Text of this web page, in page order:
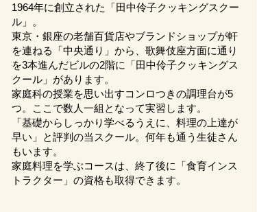
1964年に創立された「田中伶子クッキングスクー
ル」。
東京・銀座の老舗百貨店やブランドショップが軒
を連ねる「中央通り」から、歌舞伎座方面に通り
を3本進んだビルの2階に「田中伶子クッキングス
クール」があります。
家庭科の授業を思い出すコンロつきの調理台が5
つ。ここで数人一組となって実習します。
「基礎からしっかり学べるうえに、料理の上達が
早い」と評判の当スクール。何年も通う生徒さん
もいます。
家庭料理を学ぶコースは、終了後に「食育インス
トラクター」の資格も取得できます。